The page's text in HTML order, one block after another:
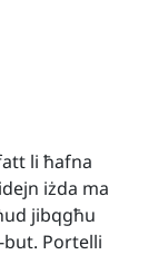
li ħafna
iżda ma
jibqgħu
Portelli